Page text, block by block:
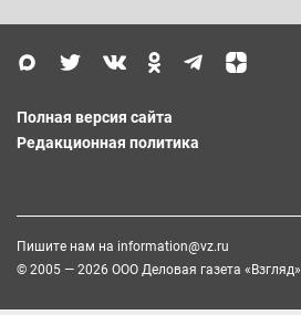
Полная версия сайта
Редакционная политика
Пишите нам на information@vz.ru
© 2005 — 2026 ООО Деловая газета «Взгляд»